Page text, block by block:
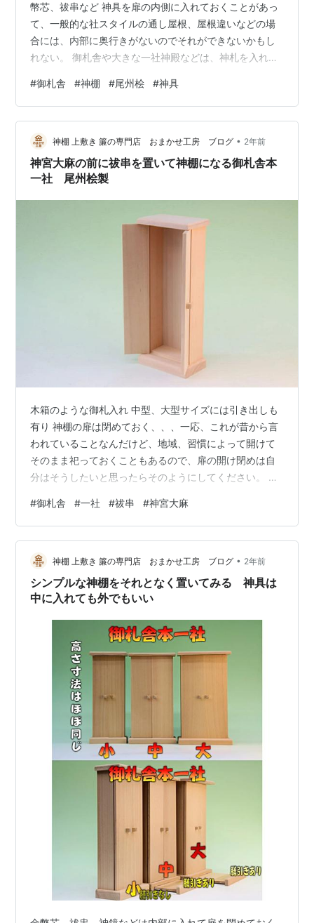
幣芯、祓串など 神具を扉の内側に入れておくことがあっ
て、一般的な社スタイルの通し屋根、屋根違いなどの場
合には、内部に奥行きがないのでそれができないかもし
れない。 御札舎や大きな一社神殿などは、神札を入れる
ておくことができる。 今回は御札舎本一社を使ったとき
の参考例です。 手前に置くのもいいだろうし、内部に入
れておくのもいいでしょう。 その神具を使うのか次第の
話かな。 っで、神鏡と金幣芯のように複数の神具を組み
合わせるときには、当然ながらそれぞれの神具の奥行き
を知ってからにしないといけない。 手…
#御札舎 #神棚 #尾州桧 #神具
神棚 上敷き 簾の専門店 おまかせ工房 ブログ • 2年前
神宮大麻の前に祓串を置いて神棚になる御札舎本
一社 尾州桧製
木箱のような御札入れ 中型、大型サイズには引き出しも
有り 神棚の扉は閉めておく、、、一応、これが昔から言
われていることなんだけど、地域、習慣によって開けて
そのまま祀っておくこともあるので、扉の開け閉めは自
分はそうしたいと思ったらそのようにしてください。 た
かし、これが地域の習慣に関わっていて、自分は開けて
あるけど、隣の家も開けてある・・・そんなこともある
わけでして、要するに、何をしていいのかわからないか
ら知り合いに聞いてみて、同じようにしたということら
しい。 風習や習慣はそのように広がっていく、類は友を
呼ぶわけだ。 ところで、シンプルな神札の…
#御札舎 #一社 #祓串 #神宮大麻
神棚 上敷き 簾の専門店 おまかせ工房 ブログ • 2年前
シンプルな神棚をそれとなく置いてみる 神具は
中に入れても外でもいい